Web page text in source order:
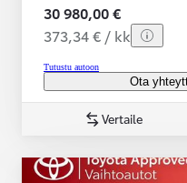
30 980,00 €
373,34 € / kk
Tutustu autoon
Ota
Vertaile